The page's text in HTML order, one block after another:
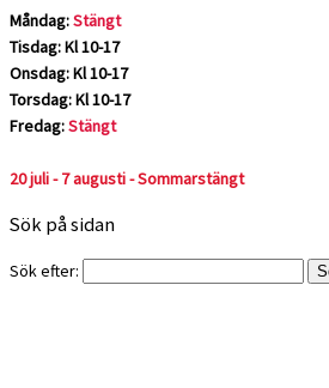
Måndag:Stängt
Tisdag: Kl 10-17
Onsdag: Kl 10-17
Torsdag: Kl 10-17
Fredag:Stängt
20 juli - 7 augusti - Sommarstängt
Sök på sidan
Sök efter: